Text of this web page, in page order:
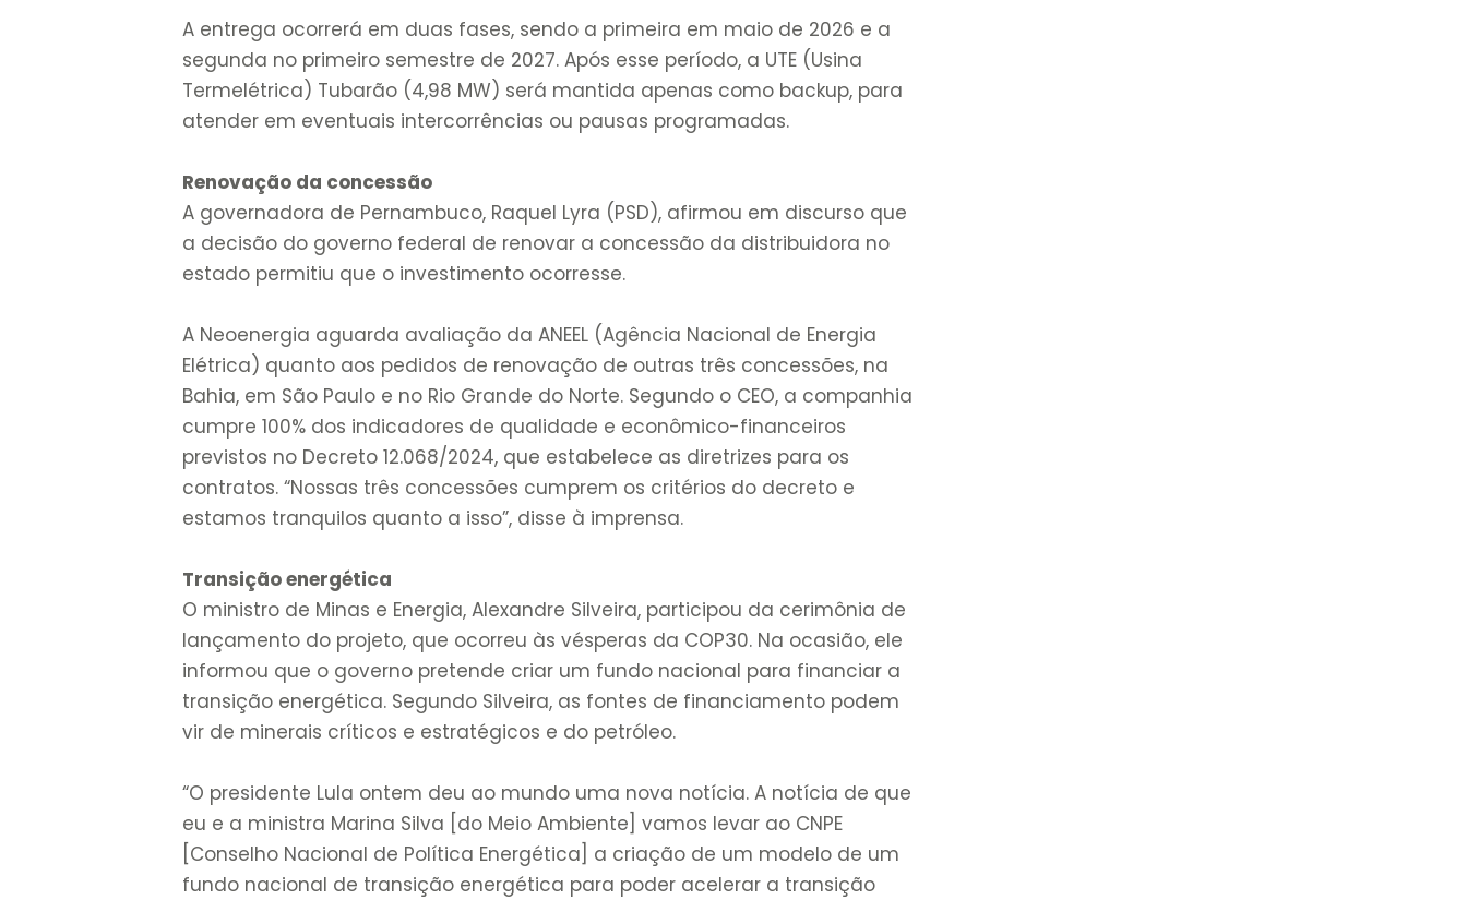
A entrega ocorrerá em duas fases, sendo a primeira em maio de 2026 e a
segunda no primeiro semestre de 2027. Após esse período, a UTE (Usina
Termelétrica) Tubarão (4,98 MW) será mantida apenas como backup, para
atender em eventuais intercorrências ou pausas programadas.
Renovação da concessão
A governadora de Pernambuco, Raquel Lyra (PSD), afirmou em discurso que
a decisão do governo federal de renovar a concessão da distribuidora no
estado permitiu que o investimento ocorresse.
A Neoenergia aguarda avaliação da ANEEL (Agência Nacional de Energia
Elétrica) quanto aos pedidos de renovação de outras três concessões, na
Bahia, em São Paulo e no Rio Grande do Norte. Segundo o CEO, a companhia
cumpre 100% dos indicadores de qualidade e econômico-financeiros
previstos no Decreto 12.068/2024, que estabelece as diretrizes para os
contratos. “Nossas três concessões cumprem os critérios do decreto e
estamos tranquilos quanto a isso”, disse à imprensa.
Transição energética
O ministro de Minas e Energia, Alexandre Silveira, participou da cerimônia de
lançamento do projeto, que ocorreu às vésperas da COP30. Na ocasião, ele
informou que o governo pretende criar um fundo nacional para financiar a
transição energética. Segundo Silveira, as fontes de financiamento podem
vir de minerais críticos e estratégicos e do petróleo.
“O presidente Lula ontem deu ao mundo uma nova notícia. A notícia de que
eu e a ministra Marina Silva [do Meio Ambiente] vamos levar ao CNPE
[Conselho Nacional de Política Energética] a criação de um modelo de um
fundo nacional de transição energética para poder acelerar a transição